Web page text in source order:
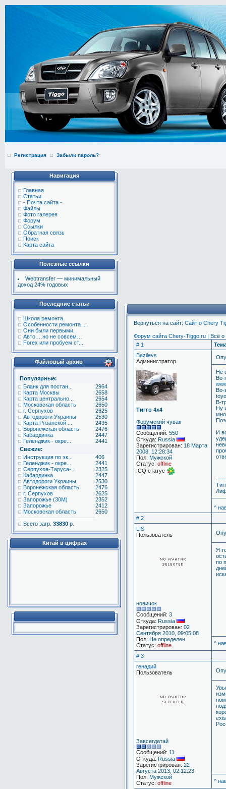
Регистрация Забыли пароль?
Навигация
Главная
Статьи
- Почта сайта -
Файлы
Фото галерея
Форум
Ссылки
Обратная связь
Поиск
Карта сайта
Полезные ссылки
Webtransfer — минимальный
доход 24% годовых
Последние статьи
Школа ремонта
Особенности ремонта ...
Они были первыми.
Авто …но не совсем…
Forex или пробуем ст...
Файловый архив
Популярные:
Бланк для постан...
2964
Карта Москвы
2658
Карта центрально...
2654
Московская область
2650
г. Серпухов
2625
Автодороги Украины
2530
Карта Рязанской ...
2495
Воронежская область
2476
Кабардинка
2447
Геленджик - окре...
2441
Свежие:
Инструкция по эк...
406
Геленджик - окре...
2441
Серпухов-Таруса-...
2325
Кабардинка
2447
Автодороги Украины
2530
Воронежская область
2476
г. Серпухов
2625
Запорожье (30М)
2352
Запорожье
2412
Московская область
2650
Всего загр. 33830 р.
Китай в цифрах
Вернуться на сайт: Сайт о Chery
Форум сайта Chery-Tiggo.ru | Всё о
# 1
Bazilevs
Администратор
Тигго 4х4
Форумский чувак
Сообщений: 550
Откуда: Russia
Зарегистрирован: 18 Марта
2008, 12:28:34
Пол: Мужской
Статус: offline
ICQ статус
Не
Во-
Во-
В-
Ну
И
^
# 2
LIS
Пользователь
новичок
Сообщений: 3
Откуда: Russia
Зарегистрирован: 02
Сентября 2010, 09:05:08
Пол: Не определен
Статус: offline
Я
по
^
# 3
генадий
Пользователь
Завсегдатай
Сообщений: 11
Откуда: Russia
Зарегистрирован: 22
Августа 2013, 02:12:23
Пол: Мужской
Статус: offline
Увы
^